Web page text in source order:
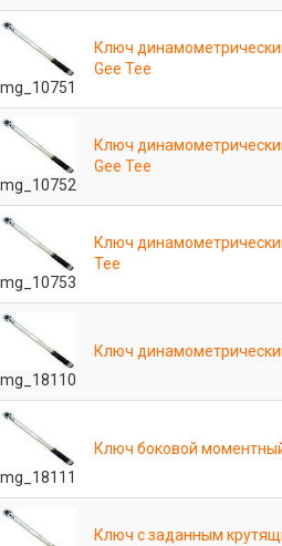
mg_10751
Ключ
Gee Tee
mg_10752
Ключ
Gee Tee
mg_10753
Ключ
Tee
mg_18110
Ключ
mg_18111
Ключ боковой
Ключ с заданным